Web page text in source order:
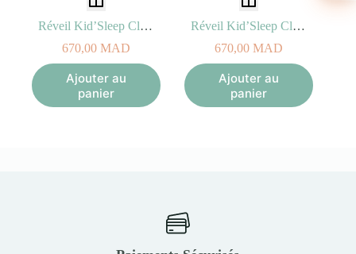
Réveil Kid’Sleep Clock Gris
670,00 MAD
Ajouter au
panier
Réveil Kid’Sleep Clock Rose
670,00 MAD
Ajouter au
panier